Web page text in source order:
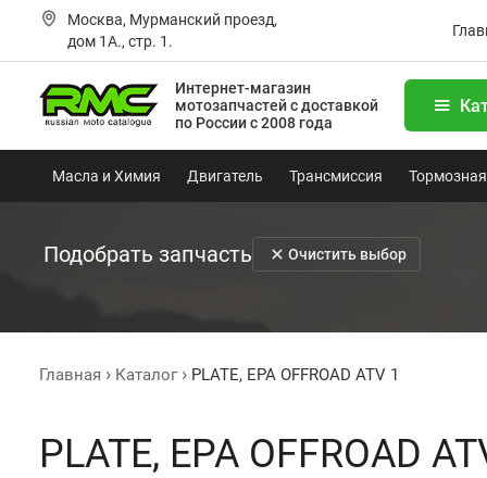
Москва, Мурманский проезд,
дом 1А., стр. 1.
Интернет-магазин
мотозапчастейс доставкой
по России с 2008 года
Масла и Химия Двигатель Трансмиссия
Подобрать запчасть Очистить выбор
Главная Каталог PLATE, EPA OFFROAD ATV 1
PLATE, EPA OFFROAD